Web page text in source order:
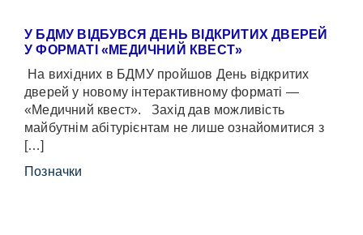
У БДМУ ВІДБУВСЯ ДЕНЬ ВІДКРИТИХ ДВЕРЕЙ
У ФОРМАТІ «МЕДИЧНИЙ КВЕСТ»
На вихідних в БДМУ пройшов День відкритих
дверей у новому інтерактивному форматі —
«Медичний квест». Захід дав можливість
майбутнім абітурієнтам не лише ознайомитися з
[…]
Позначки